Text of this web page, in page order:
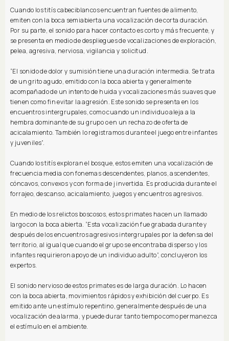
Cuando los titís cabeciblancos encuentran fuentes de alimento,
emiten con la boca semiabierta una vocalización de corta duración.
Por su parte, el sonido para hacer contacto es corto y más frecuente, y
se presenta en medio de despliegues de vocalizaciones de exploración,
pelea, agresiva, nerviosa, vigilancia y solicitud.
“El sonido de dolor y sumisión tiene una duración intermedia. Se trata
de un grito agudo, emitido con la boca abierta y generalmente
acompañado de un intento de huida y vocalizaciones más suaves que
tienen como fin evitar la agresión. Este sonido se presenta en los
encuentros intergrupales, como cuando un individuo aleja a la
hembra dominante de su grupo o en un rechazo de oferta de
acicalamiento. También lo registramos durante el juego entre infantes
y juveniles”.
Cuando los titís exploran el bosque, estos emiten una vocalización de
frecuencia media con fonemas descendentes, planos, ascendentes,
cóncavos, convexos y con forma de j invertida. Es producida durante el
forrajeo, descanso, acicalamiento, juegos y encuentros agresivos.
En medio de los relictos boscosos, estos primates hacen un llamado
largo con la boca abierta. “Esta vocalización fue grabada durante y
después de los encuentros agresivos intergrupales por la defensa del
territorio, al igual que cuando el grupo se encontraba disperso y los
infantes requirieron apoyo de un individuo adulto”, concluyeron los
expertos.
El sonido nervioso de estos primates es de larga duración. Lo hacen
con la boca abierta, movimientos rápidos y exhibición del cuerpo. Es
emitido ante un estímulo repentino, generalmente después de una
vocalización de alarma, y puede durar tanto tiempo como permanezca
el estímulo en el ambiente.